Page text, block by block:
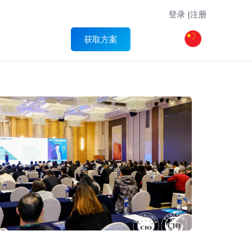
登录 |注册
获取方案